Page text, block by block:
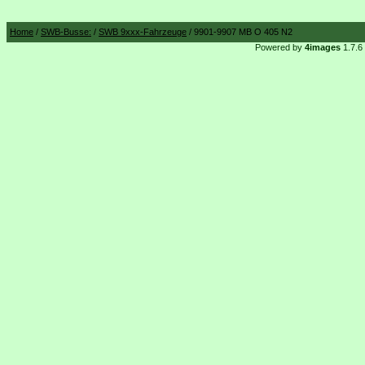
Home / SWB-Busse: / SWB 9xxx-Fahrzeuge / 9901-9907 MB O 405 N2
Powered by 4images1.7.6